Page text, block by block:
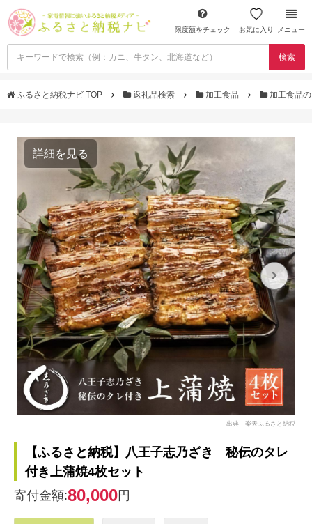
限度額をチェック お気に入り メニュー
検索
ふるさと納税ナビ TOP 返礼品検索 加工食品 加工食品
詳細を見る
出典：楽天ふるさと納税
【ふるさと納税】八王子志乃ざき 秘伝のタレ
付き上蒲焼4枚セット
寄付金額:80,000円